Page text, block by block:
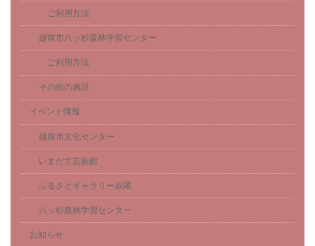
ご利用方法
越前市八ッ杉森林学習センター
ご利用方法
その他の施設
イベント情報
越前市文化センター
いまだて芸術館
ふるさとギャラリー叔羅
八ッ杉森林学習センター
お知らせ